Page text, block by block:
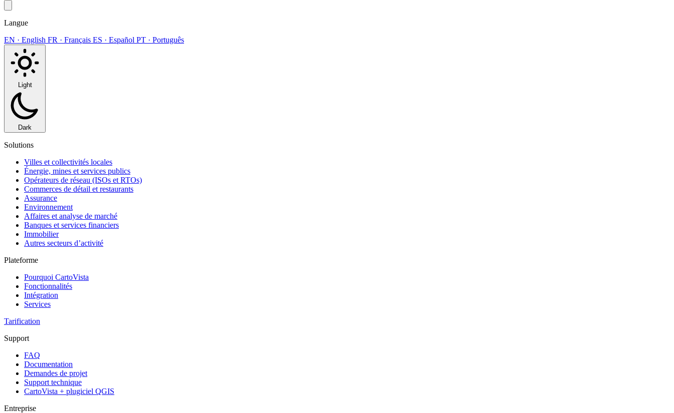
Langue
EN · English FR · Français ES · Español PT · Português
Light
Dark
Solutions
Villes et collectivités locales
Énergie, mines et services publics
Opérateurs de réseau (ISOs et RTOs)
Commerces de détail et restaurants
Assurance
Environnement
Affaires et analyse de marché
Banques et services financiers
Immobilier
Autres secteurs d’activité
Plateforme
Pourquoi CartoVista
Fonctionnalités
Intégration
Services
Tarification
Support
FAQ
Documentation
Demandes de projet
Support technique
CartoVista + plugiciel QGIS
Entreprise